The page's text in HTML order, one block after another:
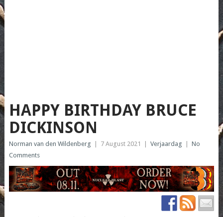
HAPPY BIRTHDAY BRUCE
DICKINSON
Norman van den Wildenberg 7 August 2021 Verjaardag
No
Comments